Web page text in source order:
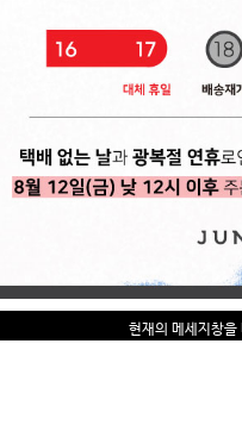
현재의 메세지창